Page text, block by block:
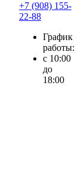
+7 (908) 155-
22-88
График
работы:
с 10:00
до
18:00